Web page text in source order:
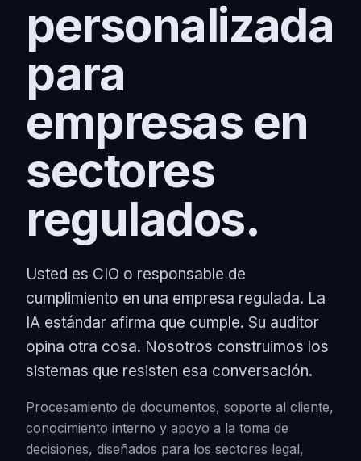
personalizada
para
empresas en
sectores
regulados.
Usted es CIO o responsable de
cumplimiento en una empresa regulada. La
IA estándar afirma que cumple. Su auditor
opina otra cosa. Nosotros construimos los
sistemas que resisten esa conversación.
Procesamiento de documentos, soporte al cliente,
conocimiento interno y apoyo a la toma de
decisiones, diseñados para los sectores legal,